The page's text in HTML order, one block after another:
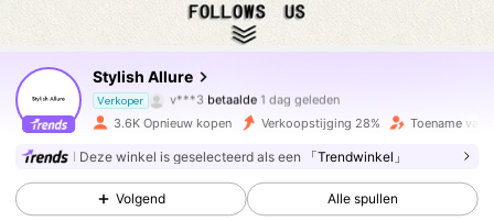
Stylish Allure
Verkoper
v***3betaalde
r***ngevolgd2 uur geleden
4.72 8K Volgers
3.6K Opnieuw kopen Verkoopstijging 28% Toename van
Deze winkel is geselecteerd als een 「Trendwinkel」
Volgend Alle spullen